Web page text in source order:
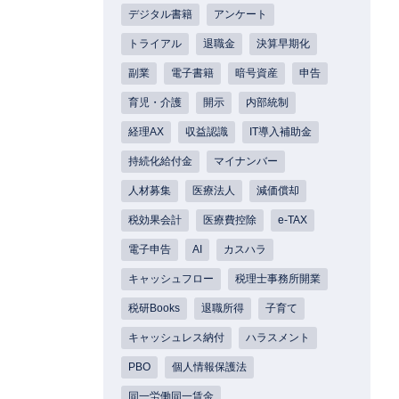
デジタル書籍 アンケート
トライアル 退職金 決算早期化
副業 電子書籍 暗号資産 申告
育児・介護 開示 内部統制
経理AX 収益認識 IT導入補助金
持続化給付金 マイナンバー
人材募集 医療法人 減価償却
税効果会計 医療費控除 e-TAX
電子申告 AI カスハラ
キャッシュフロー 税理士事務所開業
税研Books 退職所得 子育て
キャッシュレス納付 ハラスメント
PBO 個人情報保護法
同一労働同一賃金